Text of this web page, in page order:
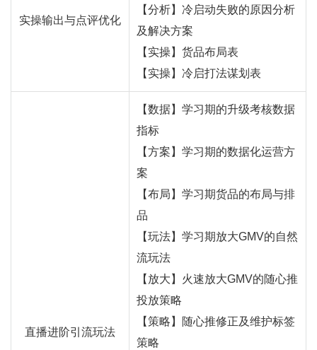
实操输出与点评优化
【分析】冷启动失败的原因分析
及解决方案
【实操】货品布局表
【实操】冷启打法谋划表
直播进阶引流玩法
【数据】学习期的升级考核数据
指标
【方案】学习期的数据化运营方
案
【布局】学习期货品的布局与排
品
【玩法】学习期放大GMV的自然
流玩法
【放大】火速放大GMV的随心推
投放策略
【策略】随心推修正及维护标签
策略